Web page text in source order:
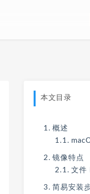
本文目录
概述
镜像特点
文件
简易安装